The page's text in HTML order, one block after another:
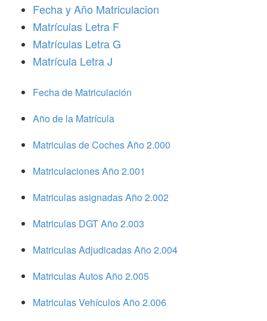
Fecha y Año Matriculacion
Matrículas Letra F
Matrículas Letra G
Matrícula Letra J
Fecha de Matriculación
Año de la Matrícula
Matriculas de Coches Año 2.000
Matriculaciones Año 2.001
Matriculas asignadas Año 2.002
Matriculas DGT Año 2.003
Matriculas Adjudicadas Año 2.004
Matriculas Autos Año 2.005
Matriculas Vehículos Año 2.006